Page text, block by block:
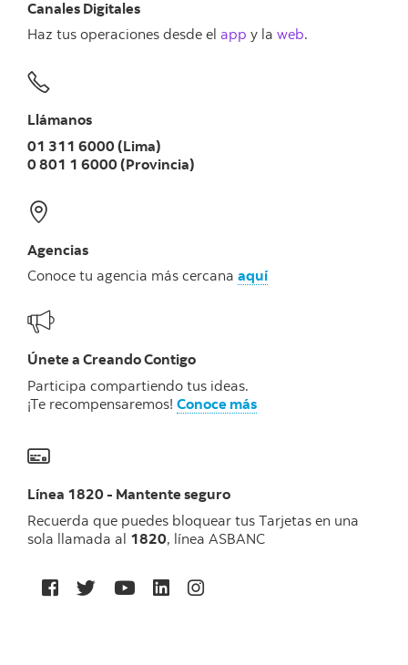
Canales Digitales
Haz tus operaciones desde el app y la web.
Llámanos
01 311 6000 (Lima)
0 801 1 6000 (Provincia)
Agencias
Conoce tu agencia más cercana aquí
Únete a Creando Contigo
Participa compartiendo tus ideas.
¡Te recompensaremos! Conoce más
Línea 1820 - Mantente seguro
Recuerda que puedes bloquear tus Tarjetas en una
sola llamada al 1820, línea ASBANC